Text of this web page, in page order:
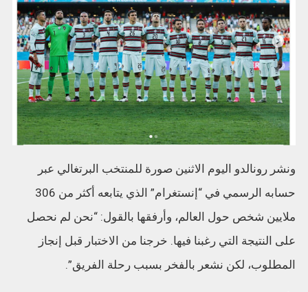
ونشر رونالدو اليوم الاثنين صورة للمنتخب البرتغالي عبر
حسابه الرسمي في “إنستغرام” الذي يتابعه أكثر من 306
ملايين شخص حول العالم، وأرفقها بالقول: “نحن لم نحصل
على النتيجة التي رغبنا فيها. خرجنا من الاختبار قبل إنجاز
المطلوب، لكن نشعر بالفخر بسبب رحلة الفريق”.